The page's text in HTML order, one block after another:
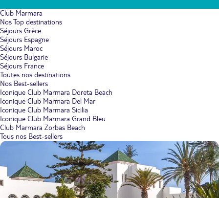
Club Marmara
Nos Top destinations
Séjours Grèce
Séjours Espagne
Séjours Maroc
Séjours Bulgarie
Séjours France
Toutes nos destinations
Nos Best-sellers
Iconique Club Marmara Doreta Beach
Iconique Club Marmara Del Mar
Iconique Club Marmara Sicilia
Iconique Club Marmara Grand Bleu
Club Marmara Zorbas Beach
Tous nos Best-sellers